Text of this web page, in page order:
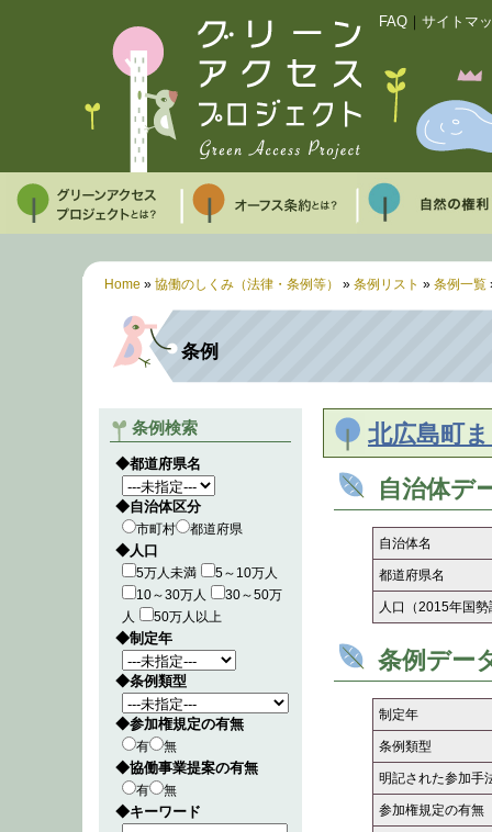
FAQ サイトマ
Home » 協働のしくみ（法律・条例等） » 条例リスト » 条例一覧
条例
条例検索
◆都道府県名
◆自治体区分
市町村 都道府県
◆人口
5万人未満
5～10万人
10～30万人
30～50万
人
50万人以上
◆制定年
◆条例類型
◆参加権規定の有無
有 無
◆協働事業提案の有無
有 無
◆キーワード
北広島町
自治体デ
自治体名
都道府県名
人口（2015年国勢
条例デー
制定年
条例類型
明記された参加手
参加権規定の有無